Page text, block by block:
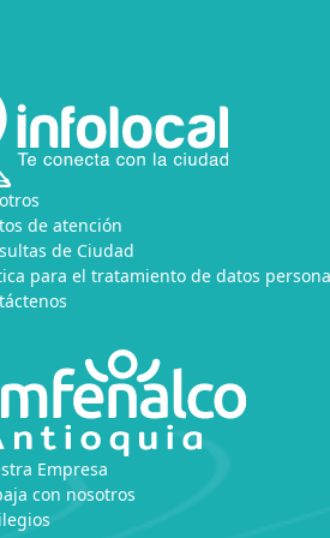
de atención
de Ciudad
para el tratamiento de datos
Empresa
con nosotros